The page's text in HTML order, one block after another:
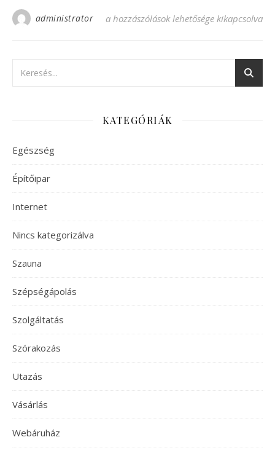
administrator Vendégségbe indulóknak jó ötlet az
a hozzászólások lehetősége kikapcsolva
KATEGÓRIÁK
Egészség
Építőipar
Internet
Nincs kategorizálva
Szauna
Szépségápolás
Szolgáltatás
Szórakozás
Utazás
Vásárlás
Webáruház